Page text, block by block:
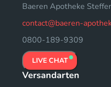
Baeren Apotheke
contact@baeren-
0800-189-9309
LIVE CHAT
Versandarten